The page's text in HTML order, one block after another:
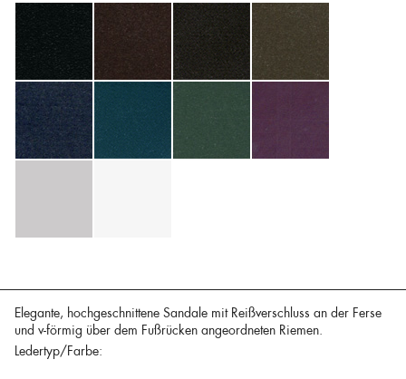
Elegante, hochgeschnittene Sandale mit Reißverschluss an der Ferse
und v-förmig über dem Fußrücken angeordneten Riemen.
Ledertyp/Farbe: